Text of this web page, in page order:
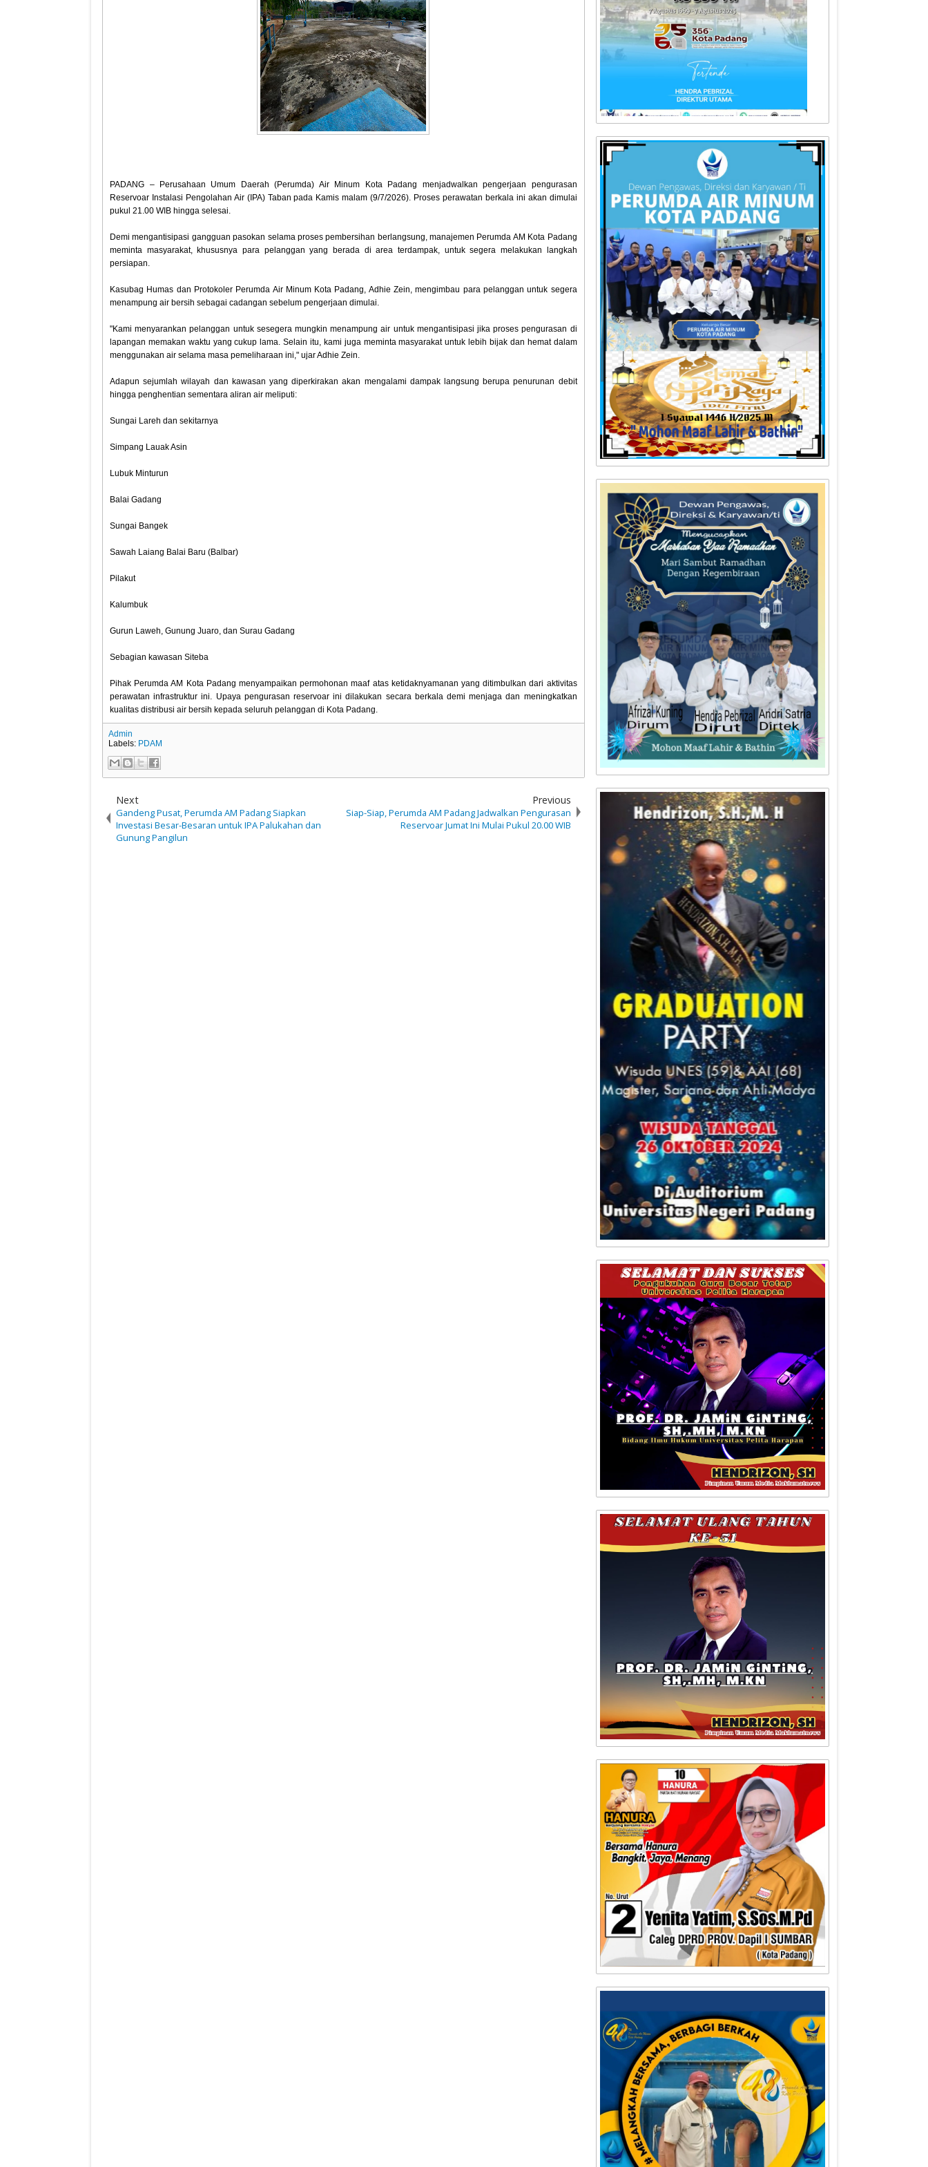
PADANG – Perusahaan Umum Daerah (Perumda) Air Minum Kota Padang menjadwalkan pengerjaan pengurasan
Reservoar Instalasi Pengolahan Air (IPA) Taban pada Kamis malam (9/7/2026). Proses perawatan berkala ini akan dimulai
pukul 21.00 WIB hingga selesai.
‎Demi mengantisipasi gangguan pasokan selama proses pembersihan berlangsung, manajemen Perumda AM Kota Padang
meminta masyarakat, khususnya para pelanggan yang berada di area terdampak, untuk segera melakukan langkah
persiapan.
‎Kasubag Humas dan Protokoler Perumda Air Minum Kota Padang, Adhie Zein, mengimbau para pelanggan untuk segera
menampung air bersih sebagai cadangan sebelum pengerjaan dimulai.
‎"Kami menyarankan pelanggan untuk sesegera mungkin menampung air untuk mengantisipasi jika proses pengurasan di
lapangan memakan waktu yang cukup lama. Selain itu, kami juga meminta masyarakat untuk lebih bijak dan hemat dalam
menggunakan air selama masa pemeliharaan ini," ujar Adhie Zein.
‎Adapun sejumlah wilayah dan kawasan yang diperkirakan akan mengalami dampak langsung berupa penurunan debit
hingga penghentian sementara aliran air meliputi:
‎Sungai Lareh dan sekitarnya
‎Simpang Lauak Asin
‎Lubuk Minturun
‎Balai Gadang
‎Sungai Bangek
‎Sawah Laiang Balai Baru (Balbar)
‎Pilakut
‎Kalumbuk
‎Gurun Laweh, Gunung Juaro, dan Surau Gadang
‎Sebagian kawasan Siteba
‎Pihak Perumda AM Kota Padang menyampaikan permohonan maaf atas ketidaknyamanan yang ditimbulkan dari aktivitas
perawatan infrastruktur ini. Upaya pengurasan reservoar ini dilakukan secara berkala demi menjaga dan meningkatkan
kualitas distribusi air bersih kepada seluruh pelanggan di Kota Padang.
Admin
Labels: PDAM
Next
Gandeng Pusat, Perumda AM Padang Siapkan
Investasi Besar-Besaran untuk IPA Palukahan dan
Gunung Pangilun
Previous
Siap-Siap, Perumda AM Padang Jadwalkan Pengurasan
Reservoar Jumat Ini Mulai Pukul 20.00 WIB